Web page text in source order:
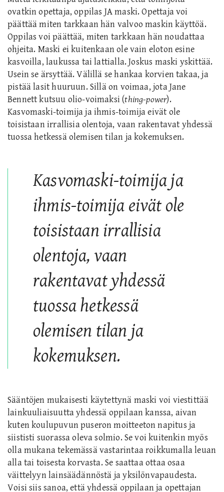
ovatkin opettaja, oppilas JA maski. Opettaja voi
päättää miten tarkkaan hän valvoo maskin käyttöä.
Oppilas voi päättää, miten tarkkaan hän noudattaa
ohjeita. Maski ei kuitenkaan ole vain eloton esine
kasvoilla, laukussa tai lattialla. Joskus maski yskittää.
Usein se ärsyttää. Välillä se hankaa korvien takaa, ja
pistää lasit huuruun. Sillä on voimaa, jota Jane
Bennett kutsuu olio-voimaksi (thing-power).
Kasvomaski-toimija ja ihmis-toimija eivät ole
toisistaan irrallisia olentoja, vaan rakentavat yhdessä
tuossa hetkessä olemisen tilan ja kokemuksen.
Kasvomaski-toimija ja
ihmis-toimija eivät ole
toisistaan irrallisia
olentoja, vaan
rakentavat yhdessä
tuossa hetkessä
olemisen tilan ja
kokemuksen.
Sääntöjen mukaisesti käytettynä maski voi viestittää
lainkuuliaisuutta yhdessä oppilaan kanssa, aivan
kuten koulupuvun puseron moitteeton napitus ja
siististi suorassa oleva solmio. Se voi kuitenkin myös
olla mukana tekemässä vastarintaa roikkumalla leuan
alla tai toisesta korvasta. Se saattaa ottaa osaa
väittelyyn lainsäädännöstä ja yksilönvapaudesta.
Voisi siis sanoa, että yhdessä oppilaan ja opettajan